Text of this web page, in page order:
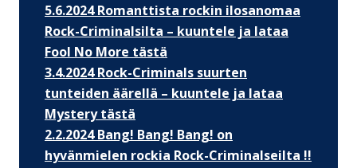
5.6.2024 Romanttista rockin ilosanomaa
Rock-Criminalsilta – kuuntele ja lataa
Fool No More tästä
3.4.2024 Rock-Criminals suurten
tunteiden äärellä – kuuntele ja lataa
Mystery tästä
2.2.2024 Bang! Bang! Bang! on
hyvänmielen rockia Rock-Criminalseilta !!